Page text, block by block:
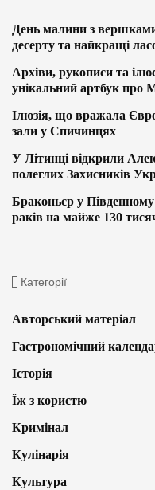
День малини з
десерту та найкращі
Архіви, рукописи та
унікальний артбук про
Ілюзія, що вражала
зали у Спичинцях
У Літинці відкрили
полеглих Захисників
Браконьєр у
раків на майже 130
Категорії
Авторський матеріал
Гастрономічний
Історія
Їж з користю
Кримінал
Кулінарія
Культура